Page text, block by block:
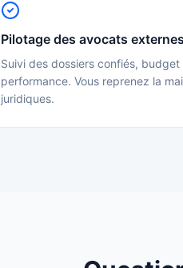
Pilotage des avocats externes
Suivi des dossiers confiés, budget
performance. Vous reprenez la
juridiques.